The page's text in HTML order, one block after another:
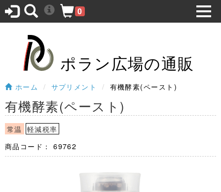
ポラン広場の通販
0
ホーム サプリメント 有機酵素(ペースト)
有機酵素(ペースト)
常温
軽減税率
商品コード：
69762